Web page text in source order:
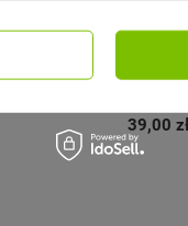
CLOSCA
White'
39,00